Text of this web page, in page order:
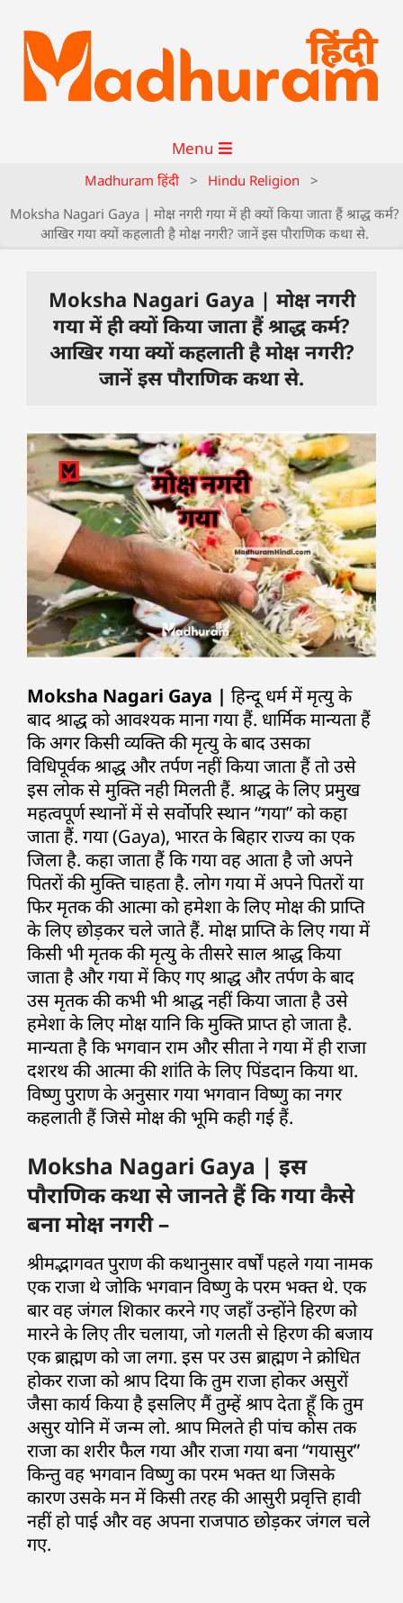
Menu
Madhuram हिंदी > Hindu Religion
>
Moksha Nagari Gaya | मोक्ष नगरी गया में ही क्यों किया जाता हैं श्राद्ध कर्म?
आखिर गया क्यों कहलाती है मोक्ष नगरी? जानें इस पौराणिक कथा से.
Moksha Nagari Gaya | मोक्ष नगरी
गया में ही क्यों किया जाता हैं श्राद्ध कर्म?
आखिर गया क्यों कहलाती है मोक्ष नगरी?
जानें इस पौराणिक कथा से.
Moksha Nagari Gaya | हिन्दू धर्म में मृत्यु के
बाद श्राद्ध को आवश्यक माना गया हैं. धार्मिक मान्यता हैं
कि अगर किसी व्यक्ति की मृत्यु के बाद उसका
विधिपूर्वक श्राद्ध और तर्पण नहीं किया जाता हैं तो उसे
इस लोक से मुक्ति नही मिलती हैं. श्राद्ध के लिए प्रमुख
महत्वपूर्ण स्थानों में से सर्वोपरि स्थान “गया” को कहा
जाता हैं. गया (Gaya), भारत के बिहार राज्य का एक
जिला है. कहा जाता हैं कि गया वह आता है जो अपने
पितरों की मुक्ति चाहता है. लोग गया में अपने पितरों या
फिर मृतक की आत्मा को हमेशा के लिए मोक्ष की प्राप्ति
के लिए छोड़कर चले जाते हैं. मोक्ष प्राप्ति के लिए गया में
किसी भी मृतक की मृत्यु के तीसरे साल श्राद्ध किया
जाता है और गया में किए गए श्राद्ध और तर्पण के बाद
उस मृतक की कभी भी श्राद्ध नहीं किया जाता है उसे
हमेशा के लिए मोक्ष यानि कि मुक्ति प्राप्त हो जाता है.
मान्यता है कि भगवान राम और सीता ने गया में ही राजा
दशरथ की आत्मा की शांति के लिए पिंडदान किया था.
विष्णु पुराण के अनुसार गया भगवान विष्णु का नगर
कहलाती हैं जिसे मोक्ष की भूमि कही गई हैं.
Moksha Nagari Gaya | इस
पौराणिक कथा से जानते हैं कि गया कैसे
बना मोक्ष नगरी –
श्रीमद्भागवत पुराण की कथानुसार वर्षों पहले गया नामक
एक राजा थे जोकि भगवान विष्णु के परम भक्त थे. एक
बार वह जंगल शिकार करने गए जहाँ उन्होंने हिरण को
मारने के लिए तीर चलाया, जो गलती से हिरण की बजाय
एक ब्राह्मण को जा लगा. इस पर उस ब्राह्मण ने क्रोधित
होकर राजा को श्राप दिया कि तुम राजा होकर असुरों
जैसा कार्य किया है इसलिए मैं तुम्हें श्राप देता हूँ कि तुम
असुर योनि में जन्म लो. श्राप मिलते ही पांच कोस तक
राजा का शरीर फैल गया और राजा गया बना “गयासुर”
किन्तु वह भगवान विष्णु का परम भक्त था जिसके
कारण उसके मन में किसी तरह की आसुरी प्रवृत्ति हावी
नहीं हो पाई और वह अपना राजपाठ छोड़कर जंगल चले
गए.